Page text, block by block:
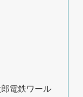
電鉄ワール